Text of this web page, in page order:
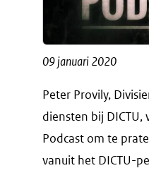
09 januari 2020
Peter Provily,
diensten bij DICTU,
Podcast om te
vanuit het DICTU-